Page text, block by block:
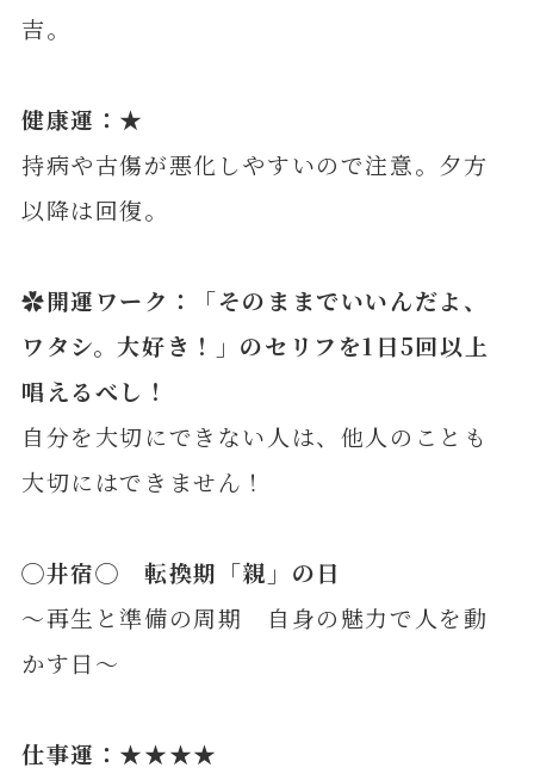
吉。
健康運：★
持病や古傷が悪化しやすいので注意。夕方
以降は回復。
✿開運ワーク：「そのままでいいんだよ、
ワタシ。大好き！ 」のセリフを1日5回以上
唱えるべし！
自分を大切にできない人は、他人のことも
大切にはできません！
◯井宿◯ 転換期「親」の日
～再生と準備の周期 自身の魅力で人を動
かす日～
仕事運：★★★★